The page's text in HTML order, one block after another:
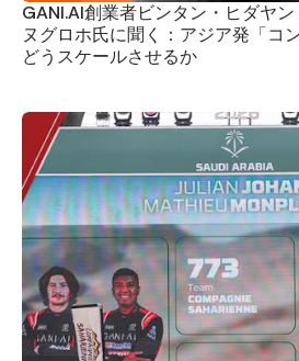
GANI.AI創業者ビンタン・ヒダヤン
ヌグロホ氏に聞く：アジア発「コ
どうスケールさせるか